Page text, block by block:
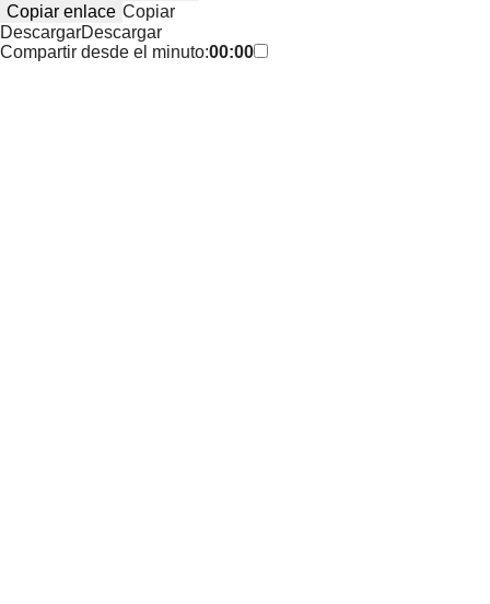
Copiar enlace Copiar
DescargarDescargar
Compartir desde el minuto:00:00